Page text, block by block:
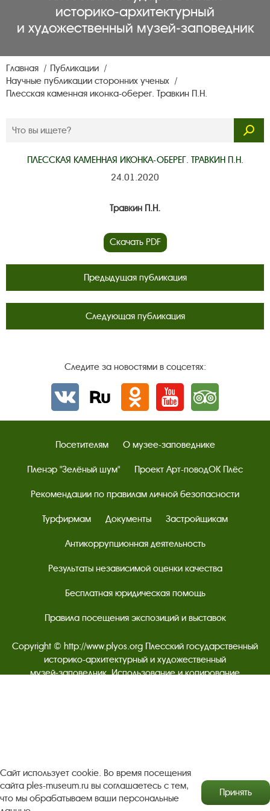
историко‑архитектурный
и художественный музей‑заповедник
Главная
Публикации
Научные публикации сторонних ученых
Плесская каменная иконка-оберег. Травкин П.Н.
ПЛЕССКАЯ КАМЕННАЯ ИКОНКА-ОБЕРЕГ. ТРАВКИН П.Н.
24.01.2020
Травкин П.Н.
Скачать PDF
Предыдущая публикация
Следующая публикация
Следите за новостями в соцсетях:
Вконтактеrutube Одноклассники
YouTube Трипадвизор
Посетителям О музее-заповеднике
Пленэр "Зелёный шум" Проект Арт-поводОК Плёс
Рекомендации по правилам личной безопасности
Турфирмам Документы Застройщикам
Антикоррупционная деятельность
Результаты независимой оценки качества
Бесплатная юридическая помощь
Правила посещения экспозиций и выставок
Copyright © http://www.plyos.org Плесский государственный
историко-архитектурный и художественный
музей‑заповедник. Использование и копирование
Политика конфиденциальности
Сайт использует cookie. Во время посещения
сайта ples-museum.ru вы соглашаетесь с тем,
что мы обрабатываем ваши персональные
Принять